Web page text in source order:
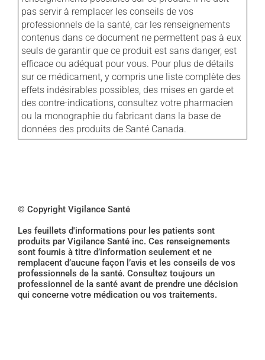
pas servir à remplacer les conseils de vos
professionnels de la santé, car les renseignements
contenus dans ce document ne permettent pas à eux
seuls de garantir que ce produit est sans danger, est
efficace ou adéquat pour vous. Pour plus de détails
sur ce médicament, y compris une liste complète des
effets indésirables possibles, des mises en garde et
des contre-indications, consultez votre pharmacien
ou la monographie du fabricant dans la base de
données des produits de Santé Canada.
© Copyright Vigilance Santé
Les feuillets d'informations pour les patients sont
produits par Vigilance Santé inc. Ces renseignements
sont fournis à titre d’information seulement et ne
remplacent d’aucune façon l’avis et les conseils de vos
professionnels de la santé. Consultez toujours un
professionnel de la santé avant de prendre une décision
qui concerne votre médication ou vos traitements.